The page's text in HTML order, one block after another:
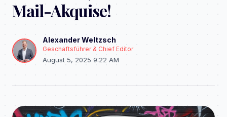
Mail-Akquise!
Alexander Weltzsch
Geschäftsführer & Chief Editor
August 5, 2025 9:22 AM